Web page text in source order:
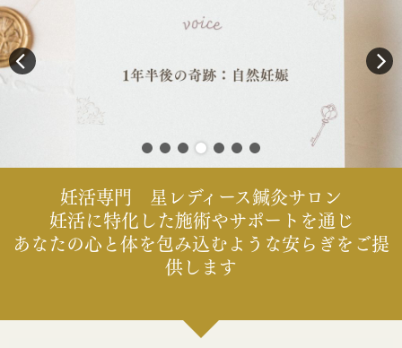
妊活専門 星レディース鍼灸サロン
妊活に特化した施術やサポートを通じ
あなたの心と体を包み込むような安らぎをご提
供します